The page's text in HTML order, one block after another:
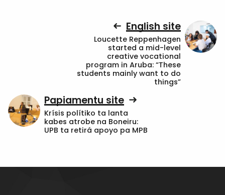
English site
Loucette Reppenhagen
started a mid-level
creative vocational
program in Aruba: “These
students mainly want to do
things”
Papiamentu site
Krísis polítiko ta lanta
kabes atrobe na Boneiru:
UPB ta retirá apoyo pa MPB